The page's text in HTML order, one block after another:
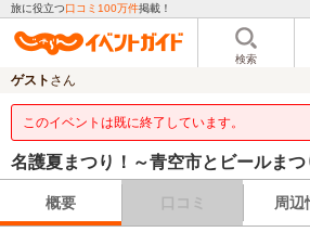
旅に役立つ口コミ100万件掲載！
検索
ゲスト さん
このイベントは既に終了しています。
名護夏まつり！～青空市とビールまつ
概要 口コミ 周辺